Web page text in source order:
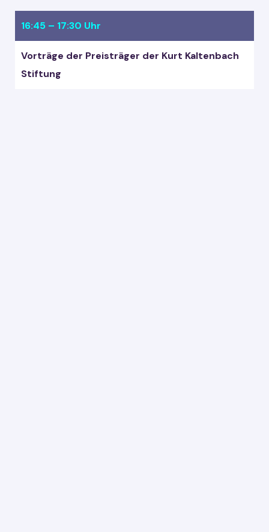
16:45 – 17:30 Uhr
Vorträge der Preisträger der Kurt Kaltenbach
Stiftung